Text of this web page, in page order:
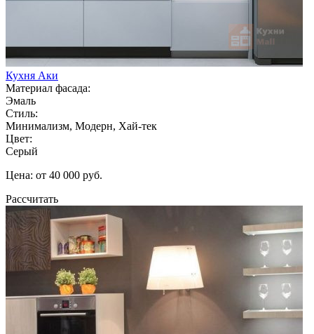
Кухня Аки
Материал фасада:
Эмаль
Стиль:
Минимализм, Модерн, Хай-тек
Цвет:
Серый
Цена: от 40 000 руб.
Рассчитать